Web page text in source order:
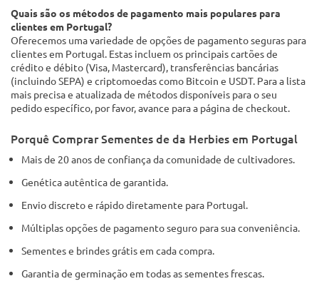
Quais são os métodos de pagamento mais populares para
clientes em Portugal?
Oferecemos uma variedade de opções de pagamento seguras para
clientes em Portugal. Estas incluem os principais cartões de
crédito e débito (Visa, Mastercard), transferências bancárias
(incluindo SEPA) e criptomoedas como Bitcoin e USDT. Para a lista
mais precisa e atualizada de métodos disponíveis para o seu
pedido específico, por favor, avance para a página de checkout.
Porquê Comprar Sementes de da Herbies em Portugal
Mais de 20 anos de confiança da comunidade de cultivadores.
Genética autêntica de garantida.
Envio discreto e rápido diretamente para Portugal.
Múltiplas opções de pagamento seguro para sua conveniência.
Sementes e brindes grátis em cada compra.
Garantia de germinação em todas as sementes frescas.